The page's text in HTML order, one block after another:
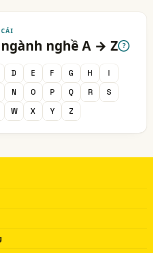
nghề A → Z ?
D E F G H
I
N O P Q R
S
W X Y Z